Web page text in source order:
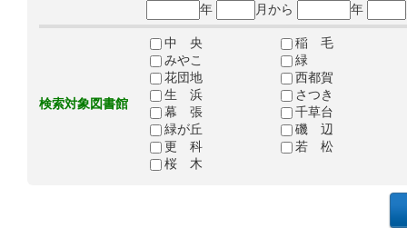
年
月から 年
検索対象図書館
中 央
稲 毛
みやこ
緑
花団地
西都賀
生 浜
さつき
幕 張
千草台
緑が丘
磯 辺
更 科
若 松
桜 木